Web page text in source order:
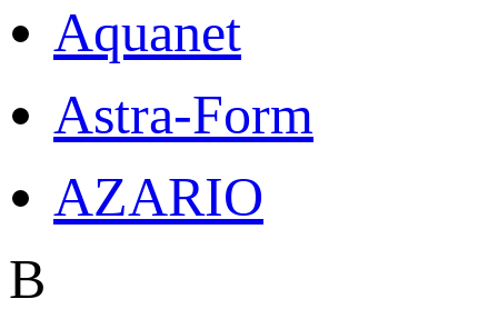
Aquanet
Astra-Form
AZARIO
B